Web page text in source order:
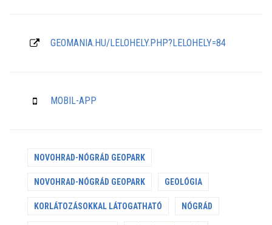
GEOMANIA.HU/LELOHELY.PHP?LELOHELY=84
MOBIL-APP
NOVOHRAD-NÓGRÁD GEOPARK
NOVOHRAD-NÓGRÁD GEOPARK GEOLÓGIA
KORLÁTOZÁSOKKAL LÁTOGATHATÓ NÓGRÁD